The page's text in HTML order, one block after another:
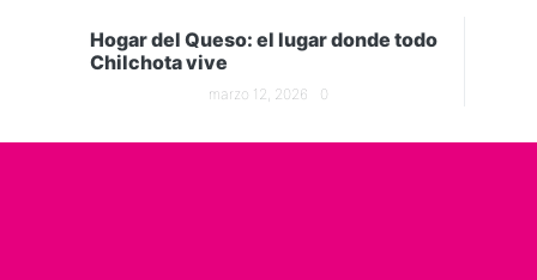
Hogar del Queso: el lugar donde todo
Chilchota vive
marzo 12, 2026 0